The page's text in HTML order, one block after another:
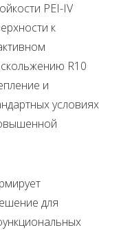
PEI-IV
к
R10
и
условиях
для